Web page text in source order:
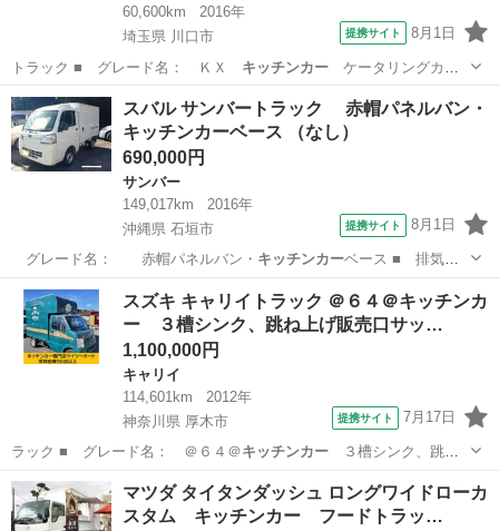
60,600km
2016年
埼玉県 川口市
提携サイト 8月1日
トラック ■ グレード名： ＫＸ キッチンカーケータリングカ
ー フードトラック…
埼玉 川口市 キャリイ
スバル サンバートラック 赤帽パネルバン・
キッチンカーベース （なし）
690,000円
サンバー
149,017km
2016年
沖縄県 石垣市
提携サイト 8月1日
グレード名： 赤帽パネルバン・ キッチンカーベース ■ 排気
量： 660cc …
沖縄 石垣市 サンバー
スズキ キャリイトラック ＠６４＠キッチンカ
ー ３槽シンク、跳ね上げ販売口サッ…
1,100,000円
キャリイ
114,601km
2012年
神奈川県 厚木市
提携サイト 7月17日
ラック ■ グレード名： ＠６４＠キッチンカー３槽シンク、跳ね
上げ販売口サッシ…
神奈川 厚木市 キャリイ
マツダ タイタンダッシュ ロングワイドローカ
スタム キッチンカー フードトラッ…